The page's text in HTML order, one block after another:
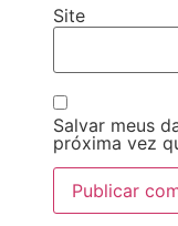
Site
Salvar meus
próxima vez